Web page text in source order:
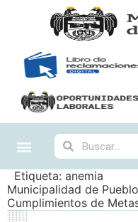
Etiqueta: anemia
Municipalidad de
Cumplimientos de